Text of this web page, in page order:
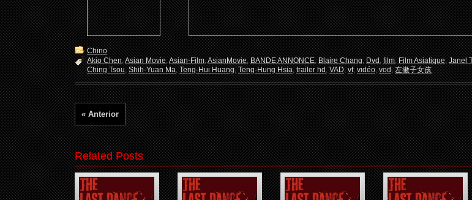
Chino
Akio Chen,Asian Movie,Asian-Film,AsianMovie,BANDE ANNONCE,Blaire Chang,Dvd,film,Film Asiatique,Janel
Ching Tsou,Shih-Yuan Ma,Teng-Hui Huang,Teng-Hung Hsia,trailer hd,VAD,vf,vidéo,vod,左撇子女孩
« Anterior
Related Posts